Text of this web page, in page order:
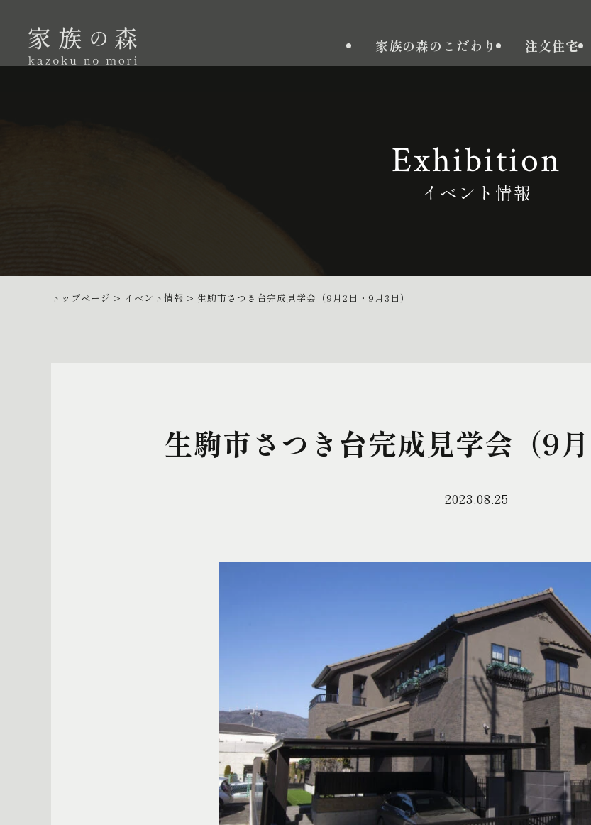
家族の森のこだわり 注文住宅
Exhibition
イベント情報
トップページ > イベント情報 > 生駒市さつき台完成見学会（9月2日・9月3日）
生駒市さつき台完成見学会（9
2023.08.25